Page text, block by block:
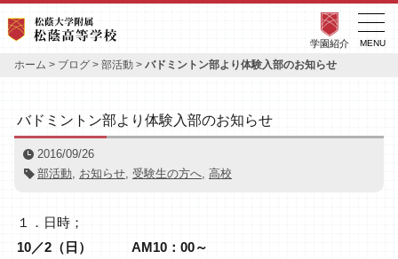
学園紹介
ホーム > ブログ > 部活動 > バドミントン部より体験入部のお知らせ
バドミントン部より体験入部のお知らせ
2016/09/26
部活動, お知らせ, 受験生の方へ, 高校
１．日時；
10／2（日） AM10：00～
MENU